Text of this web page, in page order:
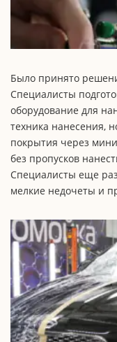
Было принято
Специалисты
оборудование для
техника нанесения,
покрытия через
без пропусков
Специалисты еще
мелкие недочеты и